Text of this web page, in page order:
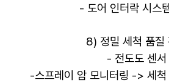
- 도어 인터락 시스
8) 정밀 세척 품질
- 전도도 센서
-스프레이 암 모니터링 -> 세척